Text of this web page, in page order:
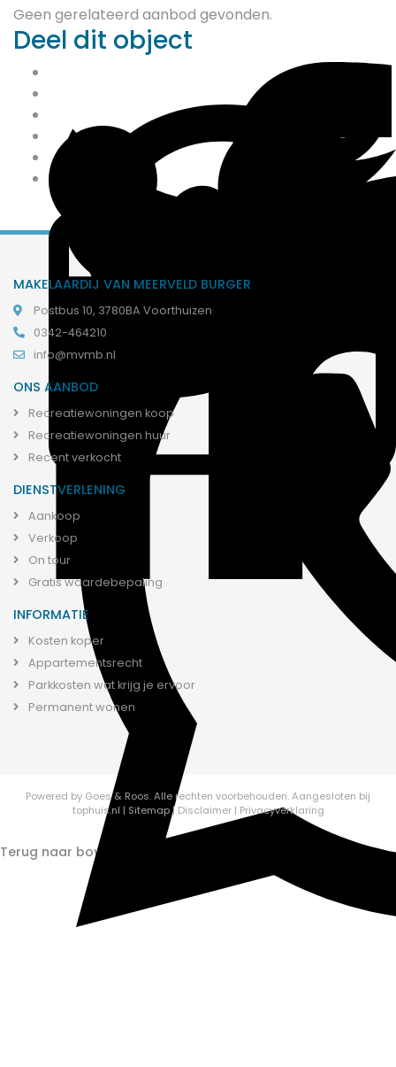
Geen gerelateerd aanbod gevonden.
Deel dit object
MAKELAARDIJ VAN MEERVELD BURGER
Postbus 10, 3780BA Voorthuizen
0342-464210
info@mvmb.nl
ONS AANBOD
Recreatiewoningen koop
Recreatiewoningen huur
Recent verkocht
DIENSTVERLENING
Aankoop
Verkoop
On tour
Gratis waardebepaling
INFORMATIE
Kosten koper
Appartementsrecht
Parkkosten wat krijg je ervoor
Permanent wonen
Powered by Goes & Roos.Alle rechten voorbehouden.Aangesloten bij
tophuis.nl | Sitemap | Disclaimer | Privacyverklaring